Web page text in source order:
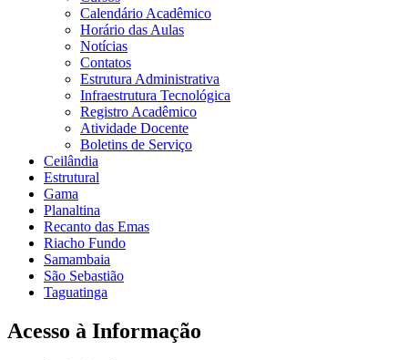
Calendário Acadêmico
Horário das Aulas
Notícias
Contatos
Estrutura Administrativa
Infraestrutura Tecnológica
Registro Acadêmico
Atividade Docente
Boletins de Serviço
Ceilândia
Estrutural
Gama
Planaltina
Recanto das Emas
Riacho Fundo
Samambaia
São Sebastião
Taguatinga
Acesso à Informação